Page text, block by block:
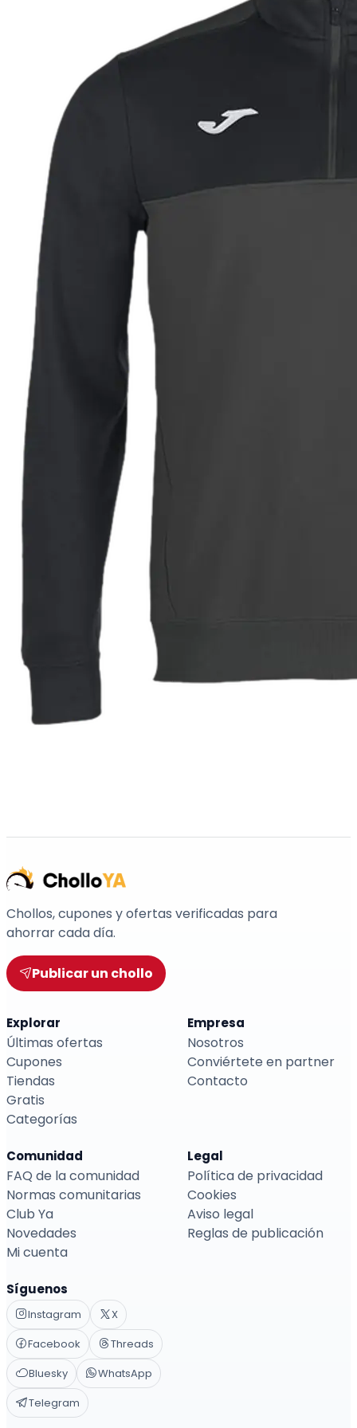
Chollos, cupones y ofertas verificadas para
ahorrar cada día.
Publicar un chollo
Explorar
Últimas ofertas
Cupones
Tiendas
Gratis
Categorías
Empresa
Nosotros
Conviértete en partner
Contacto
Comunidad
FAQ de la comunidad
Normas comunitarias
Club Ya
Novedades
Mi cuenta
Legal
Política de privacidad
Cookies
Aviso legal
Reglas de publicación
Síguenos
Instagram
X
Facebook
Threads
Bluesky
WhatsApp
Telegram